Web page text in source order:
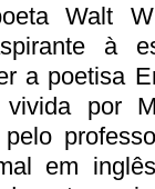
Walt
à
a poetisa
por
em